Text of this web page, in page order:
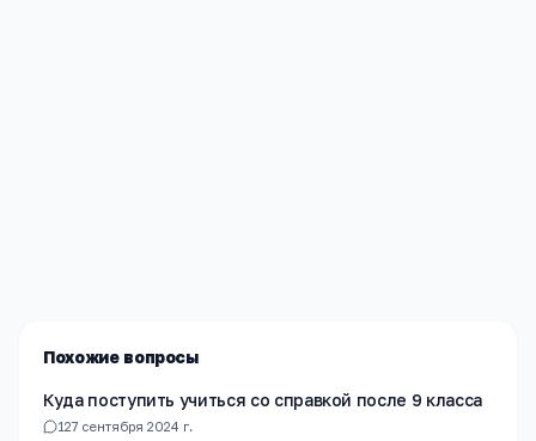
Похожие вопросы
Куда поступить учиться со справкой после 9 класса
127 сентября 2024 г.